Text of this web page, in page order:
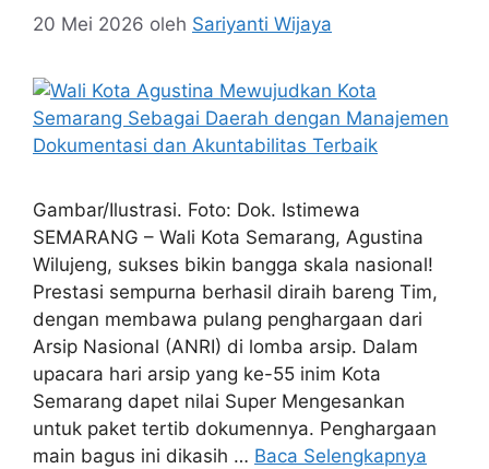
20 Mei 2026 oleh Sariyanti Wijaya
Gambar/Ilustrasi. Foto: Dok. Istimewa
SEMARANG – Wali Kota Semarang, Agustina
Wilujeng, sukses bikin bangga skala nasional!
Prestasi sempurna berhasil diraih bareng Tim,
dengan membawa pulang penghargaan dari
Arsip Nasional (ANRI) di lomba arsip. Dalam
upacara hari arsip yang ke-55 inim Kota
Semarang dapet nilai Super Mengesankan
untuk paket tertib dokumennya. Penghargaan
main bagus ini dikasih … Baca Selengkapnya